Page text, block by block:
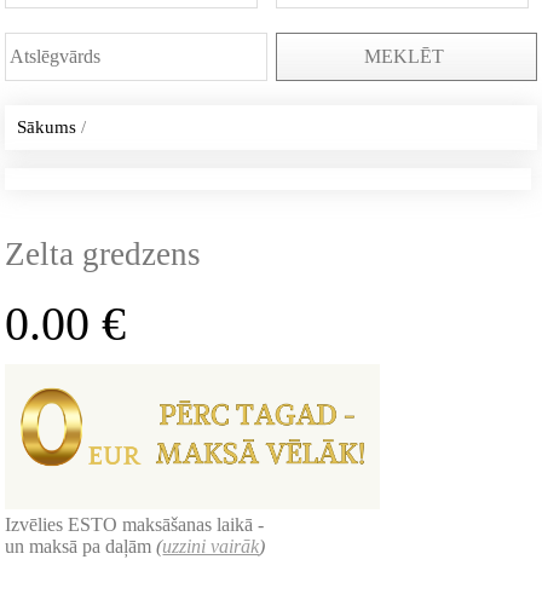
MEKLĒT
Sākums /
Zelta gredzens
0.00€
Izvēlies ESTO maksāšanas laikā -
un maksā pa daļām(uzzini vairāk)